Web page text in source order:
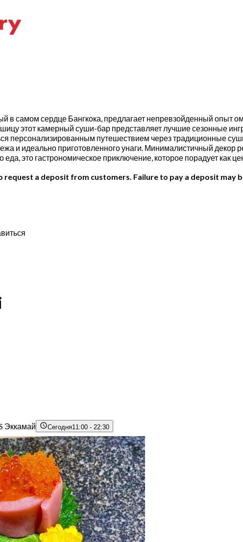
в самом сердце Бангкока, предлагает непревзойденный опыт
этот камерный суши-бар представляет лучшие сезонные
персонализированным путешествием через традиционные
и идеально приготовленного унаги. Минималистичный
еда, это гастрономическое приключение, которое порадует как
request a deposit from customers. Failure to pay a deposit may
Эккамай Сегодня11:00 - 22:30